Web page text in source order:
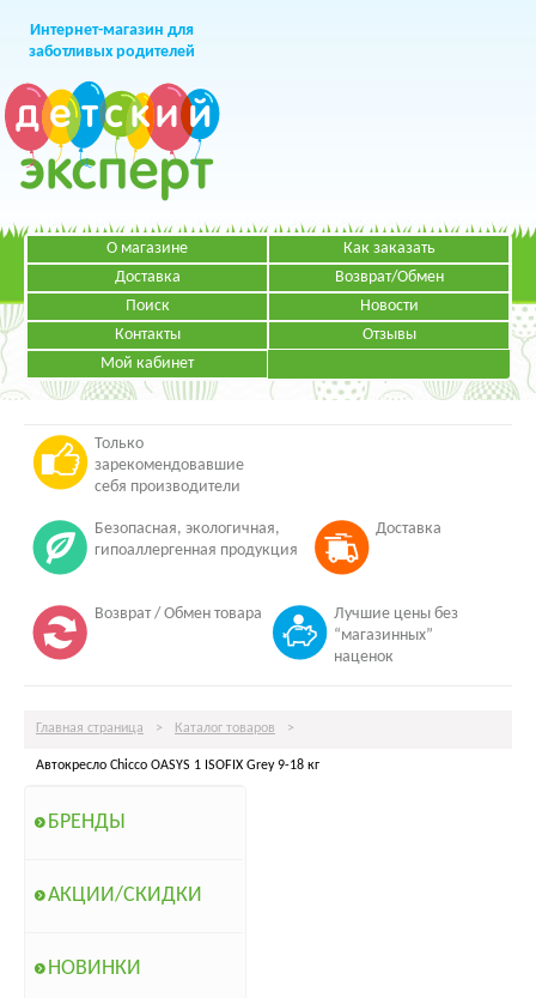
Интернет-магазин для
заботливых родителей
+7 (499)391-49-83Телефон в Москве
Режим работы:
Пн-Пт: с 09.00 до 19.00
НАПИСАТЬ ПИСЬМО
О магазине
Как заказать
Доставка
Возврат/Обмен
Поиск
Новости
Контакты
Отзывы
Мой кабинет
Только
зарекомендовавшие
себя производители
Безопасная, экологичная,
гипоаллергенная продукция
Доставка
Возврат / Обмен товара
Лучшие цены без
“магазинных”
наценок
Главная страница > Каталог товаров >
Автокресло Chicco OASYS 1 ISOFIX Grey 9-18 кг
БРЕНДЫ
АКЦИИ/СКИДКИ
НОВИНКИ